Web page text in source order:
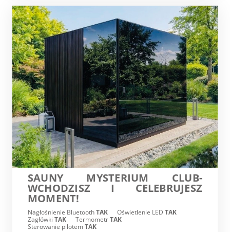
SAUNY MYSTERIUM CLUB-
WCHODZISZ I CELEBRUJESZ
MOMENT!
Nagłośnienie BluetoothTAK Oświetlenie LED TAK
Zagłówki TAK TermometrTAK
Sterowanie pilotemTAK